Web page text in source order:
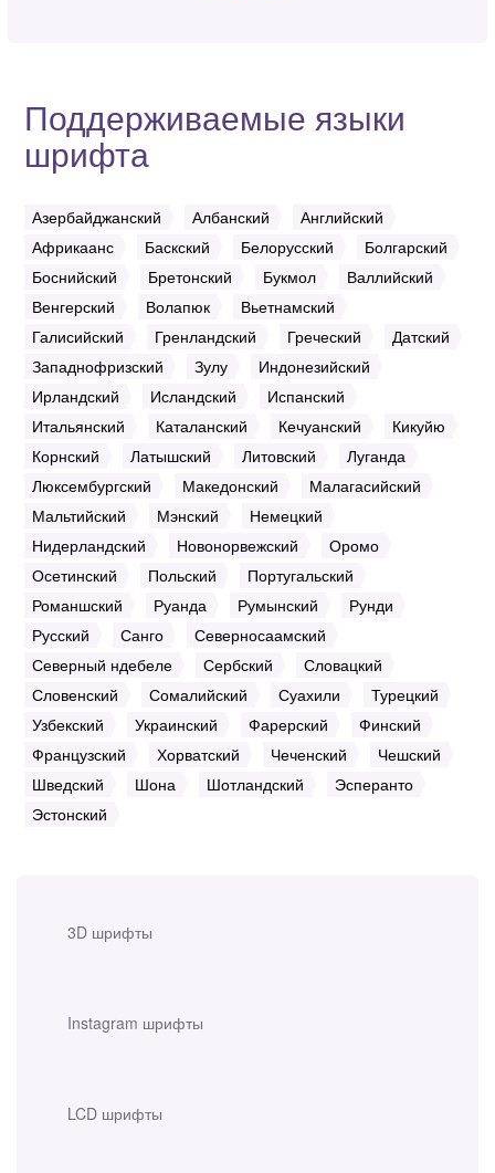
3D шрифты
Instagram шрифты
LCD шрифты
Поддерживаемые языки
шрифта
Азербайджанский Албанский
Английский
Африкаанс
Баскский Белорусский
Болгарский
Боснийский
Бретонский Букмол
Валлийский
Венгерский
Волапюк
Вьетнамский
Галисийский
Гренландский Греческий
Датский
Западнофризский
Зулу
Индонезийский
Ирландский
Исландский
Испанский
Итальянский
Каталанский Кечуанский
Кикуйю
Корнский
Латышский Литовский
Луганда
Люксембургский
Македонский
Малагасийский
Мальтийский
Мэнский
Немецкий
Нидерландский
Новонорвежский
Оромо
Осетинский
Польский
Португальский
Романшский
Руанда Румынский
Рунди
Русский
Санго
Северносаамский
Северный ндебеле
Сербский
Словацкий
Словенский
Сомалийский Суахили
Турецкий
Узбекский
Украинский Фарерский
Финский
Французский
Хорватский Чеченский
Чешский
Шведский
Шона Шотландский
Эсперанто
Эстонский